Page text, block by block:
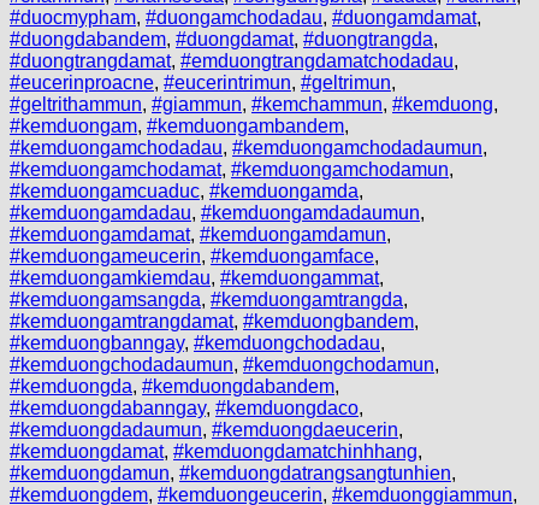
#duocmypham, #duongamchodadau, #duongamdamat,
#duongdabandem, #duongdamat, #duongtrangda,
#duongtrangdamat, #emduongtrangdamatchodadau,
#eucerinproacne, #eucerintrimun, #geltrimun,
#geltrithammun, #giammun, #kemchammun, #kemduong,
#kemduongam, #kemduongambandem,
#kemduongamchodadau, #kemduongamchodadaumun,
#kemduongamchodamat, #kemduongamchodamun,
#kemduongamcuaduc, #kemduongamda,
#kemduongamdadau, #kemduongamdadaumun,
#kemduongamdamat, #kemduongamdamun,
#kemduongameucerin, #kemduongamface,
#kemduongamkiemdau, #kemduongammat,
#kemduongamsangda, #kemduongamtrangda,
#kemduongamtrangdamat, #kemduongbandem,
#kemduongbanngay, #kemduongchodadau,
#kemduongchodadaumun, #kemduongchodamun,
#kemduongda, #kemduongdabandem,
#kemduongdabanngay, #kemduongdaco,
#kemduongdadaumun, #kemduongdaeucerin,
#kemduongdamat, #kemduongdamatchinhhang,
#kemduongdamun, #kemduongdatrangsangtunhien,
#kemduongdem, #kemduongeucerin, #kemduonggiammun,